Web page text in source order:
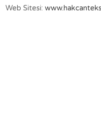
Web Sitesi: